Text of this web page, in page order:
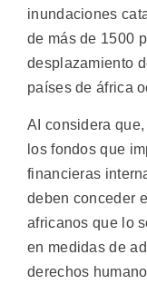
inundaciones
de más de 1500
desplazamiento
países de áfrica
AI considera
los fondos que
financieras
deben conceder
africanos que lo
en medidas de
derechos